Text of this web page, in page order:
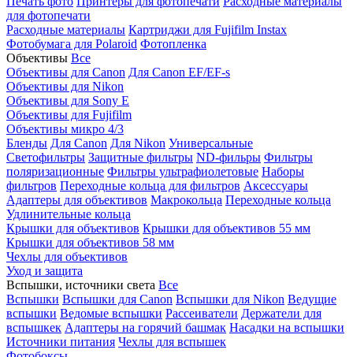
для фотопечати
Расходные материалы Картриджи для Fujifilm Instax
Фотобумага для Polaroid Фотопленка
Объективы Все
Объективы для Canon Для Canon EF/EF-s
Объективы для Nikon
Объективы для Sony E
Объективы для Fujifilm
Объективы микро 4/3
Бленды Для Canon Для Nikon Универсальные
Светофильтры Защитные фильтры ND-фильры Фильтры
поляризационные Фильтры ультрафиолетовые Наборы
фильтров Переходные кольца для фильтров Аксессуары
Адаптеры для объективов Макрокольца Переходные кольца
Удлинительные кольца
Крышки для объективов Крышки для объективов 55 мм
Крышки для объективов 58 мм
Чехлы для объективов
Уход и защита
Вспышки, источники света Все
Вспышки Вспышки для Canon Вспышки для Nikon Ведущие
вспышки Ведомые вспышки Рассеиватели Держатели для
вспышкек Адаптеры на горячий башмак Насадки на вспышки
Источники питания Чехлы для вспышек